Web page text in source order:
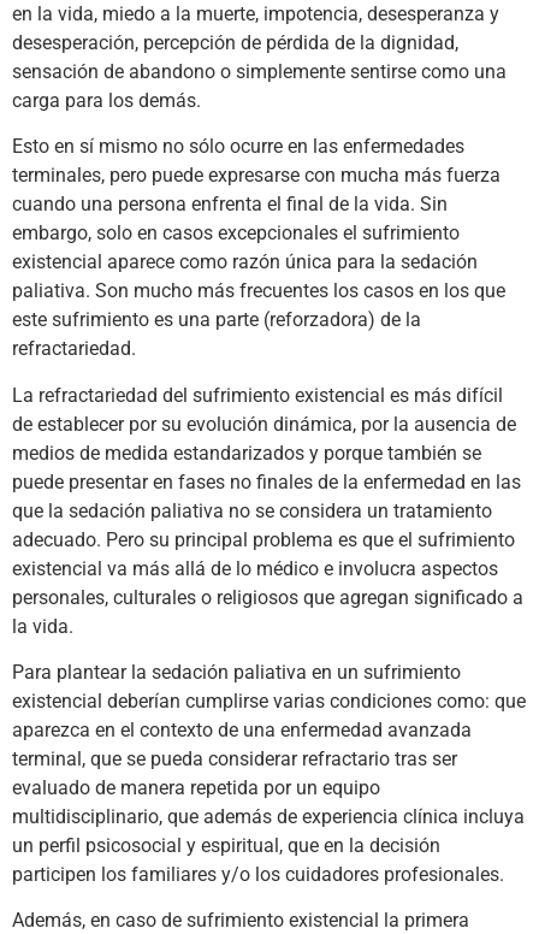
en la vida, miedo a la muerte, impotencia, desesperanza y
desesperación, percepción de pérdida de la dignidad,
sensación de abandono o simplemente sentirse como una
carga para los demás.
Esto en sí mismo no sólo ocurre en las enfermedades
terminales, pero puede expresarse con mucha más fuerza
cuando una persona enfrenta el final de la vida. Sin
embargo, solo en casos excepcionales el sufrimiento
existencial aparece como razón única para la sedación
paliativa. Son mucho más frecuentes los casos en los que
este sufrimiento es una parte (reforzadora) de la
refractariedad.
La refractariedad del sufrimiento existencial es más difícil
de establecer por su evolución dinámica, por la ausencia de
medios de medida estandarizados y porque también se
puede presentar en fases no finales de la enfermedad en las
que la sedación paliativa no se considera un tratamiento
adecuado. Pero su principal problema es que el sufrimiento
existencial va más allá de lo médico e involucra aspectos
personales, culturales o religiosos que agregan significado a
la vida.
Para plantear la sedación paliativa en un sufrimiento
existencial deberían cumplirse varias condiciones como: que
aparezca en el contexto de una enfermedad avanzada
terminal, que se pueda considerar refractario tras ser
evaluado de manera repetida por un equipo
multidisciplinario, que además de experiencia clínica incluya
un perfil psicosocial y espiritual, que en la decisión
participen los familiares y/o los cuidadores profesionales.
Además, en caso de sufrimiento existencial la primera